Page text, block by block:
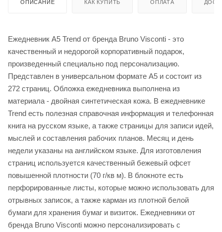
ОПИСАНИЕ КАК КУПИТЬ ОПЛАТА
Ежедневник А5 Trend от бренда Bruno Visconti - это
качественный и недорогой корпоративный подарок,
произведенный специально под персонализацию.
Представлен в универсальном формате А5 и состоит из
272 страниц. Обложка ежедневника выполнена из
материала - двойная синтетическая кожа. В ежедневнике
Trend есть полезная справочная информация и телефонная
книга на русском языке, а также страницы для записи идей,
мыслей и составления рабочих планов. Месяц и день
недели указаны на английском языке. Для изготовления
страниц используется качественный бежевый офсет
повышенной плотности (70 г/кв м). В блокноте есть
перфорированные листы, которые можно использовать для
отрывных записок, а также карман из плотной белой
бумаги для хранения бумаг и визиток. Ежедневники от
бренда Bruno Visconti можно персонализировать с